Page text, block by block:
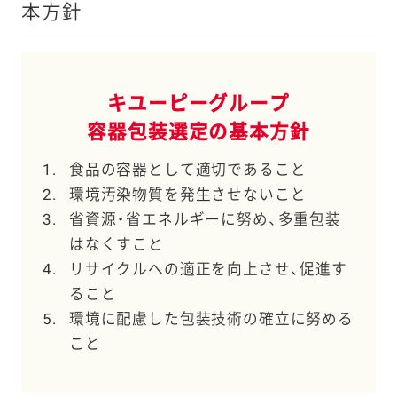
本方針
キユーピーグループ
容器包装選定の基本方針
1.
食品の容器として適切であること
2.
環境汚染物質を発生させないこと
3.
省資源・省エネルギーに努め、多重包装
はなくすこと
4.
リサイクルへの適正を向上させ、促進す
ること
5.
環境に配慮した包装技術の確立に努める
こと